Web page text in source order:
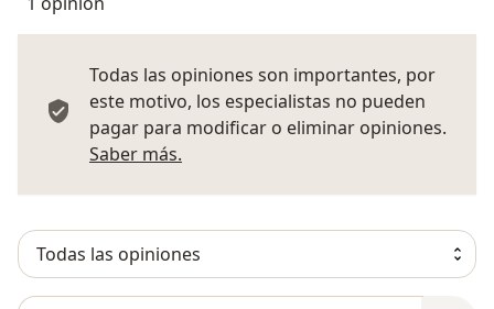
Todas las opiniones son importantes, por
este motivo, los especialistas no pueden
pagar para modificar o eliminar opiniones.
Saber más.